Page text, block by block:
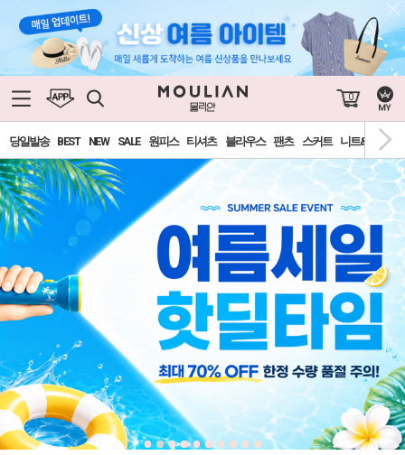
0
당일발송 BEST NEW SALE 원피스 티셔츠 블라우스 팬츠 스커트 니트&가디건